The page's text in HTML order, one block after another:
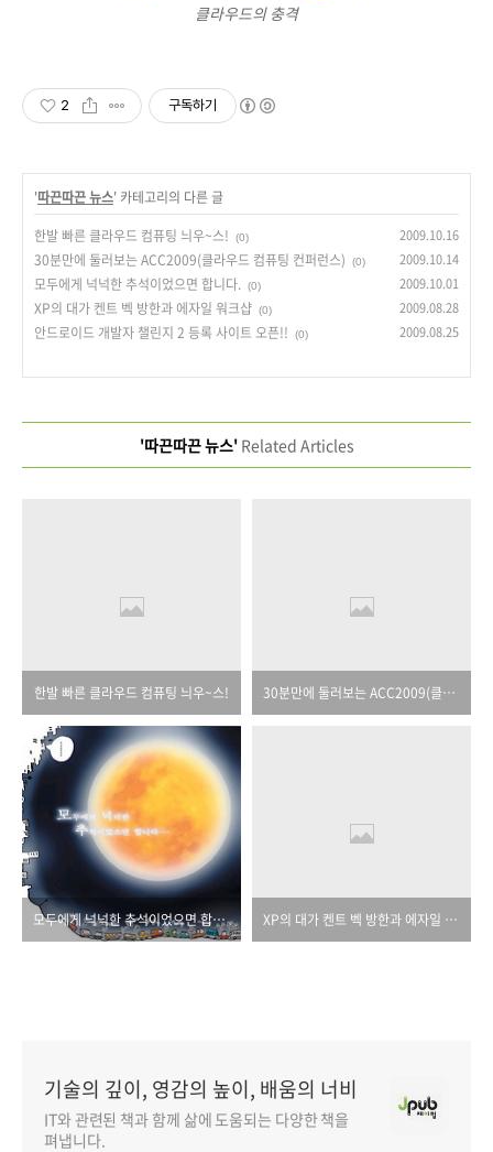
클라우드의 충격
2 구독하기
'따끈따끈 뉴스' 카테고리의 다른 글
한발 빠른 클라우드 컴퓨팅 늬우~스!
(0) 2009.10.16
30분만에 둘러보는 ACC2009(클라우드 컴퓨팅 컨퍼런스) (0) 2009.10.14
모두에게 넉넉한 추석이었으면 합니다. (0) 2009.10.01
XP의 대가 켄트 벡 방한과 에자일 워크샵 (0) 2009.08.28
안드로이드 개발자 챌린지 2 등록 사이트 오픈!! (0) 2009.08.25
'따끈따끈 뉴스'Related Articles
한발 빠른 클라우드 컴퓨팅 늬우~스! 30분만에 둘러보는 ACC2009(클라우드 컴퓨팅 컨퍼런스)
모두에게 넉넉한 추석이었으면 합니다. XP의 대가 켄트 벡 방한과 에자일 워크샵
기술의 깊이, 영감의 높이, 배움의 너비
IT와 관련된 책과 함께 삶에 도움되는 다양한 책을
펴냅니다.